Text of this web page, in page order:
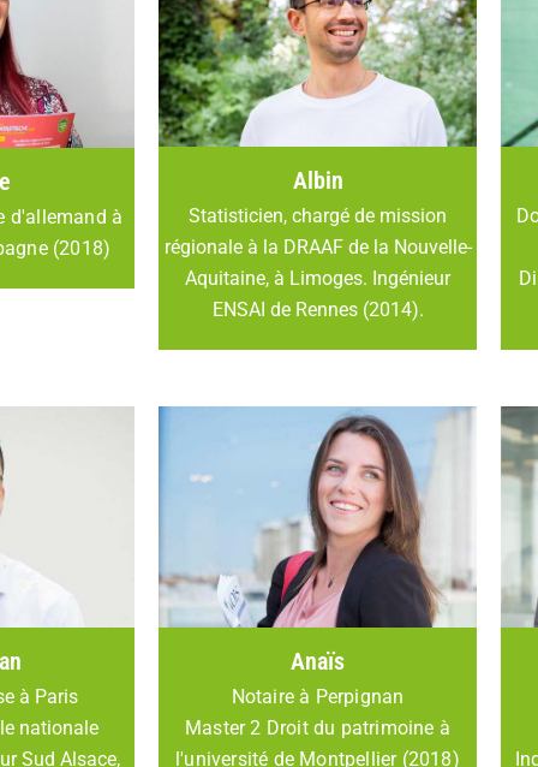
d'allemand à
(2018)
Albin
Statisticien, chargé de mission
régionale à la DRAAF de la Nouvelle-
Aquitaine, à Limoges. Ingénieur
ENSAI de Rennes (2014).
à Paris
nationale
Sud Alsace,
Anaïs
Notaire à Perpignan
Master 2 Droit du patrimoine à
l'université de Montpellier (2018)